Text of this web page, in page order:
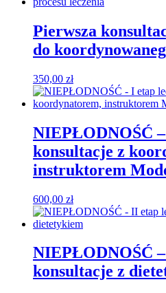
Pierwsza
do
350,00 zł
NIEPŁODNOŚĆ
konsultacje z
instruktorem
600,00 zł
NIEPŁODNOŚĆ
konsultacje z